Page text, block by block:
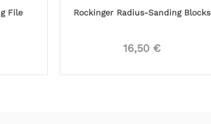
File Rockinger Radius-Sanding Blocks
16,50 €